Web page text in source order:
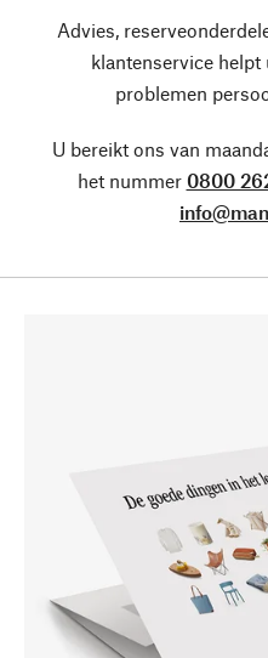
Advies,
klantenservice helpt
problemen
U bereikt ons van
het nummer 0800